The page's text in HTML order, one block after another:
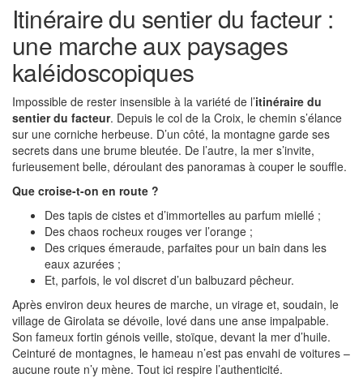
Itinéraire du sentier du facteur :
une marche aux paysages
kaléidoscopiques
Impossible de rester insensible à la variété de l’itinéraire du
sentier du facteur. Depuis le col de la Croix, le chemin s’élance
sur une corniche herbeuse. D’un côté, la montagne garde ses
secrets dans une brume bleutée. De l’autre, la mer s’invite,
furieusement belle, déroulant des panoramas à couper le souffle.
Que croise-t-on en route ?
Des tapis de cistes et d’immortelles au parfum miellé ;
Des chaos rocheux rouges ver l’orange ;
Des criques émeraude, parfaites pour un bain dans les
eaux azurées ;
Et, parfois, le vol discret d’un balbuzard pêcheur.
Après environ deux heures de marche, un virage et, soudain, le
village de Girolata se dévoile, lové dans une anse impalpable.
Son fameux fortin génois veille, stoïque, devant la mer d’huile.
Ceinturé de montagnes, le hameau n’est pas envahi de voitures –
aucune route n’y mène. Tout ici respire l’authenticité.